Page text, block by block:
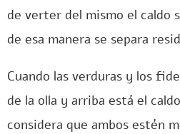
de verter del mismo el caldo
de esa manera se separa
Cuando las verduras y los
de la olla y arriba está el
considera que ambos estén